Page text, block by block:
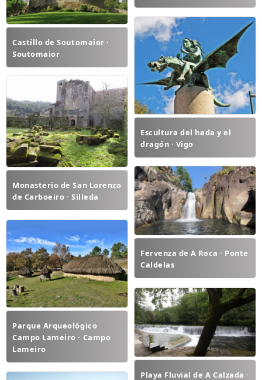
Castillo de Soutomaior ·
Soutomaior
Escultura del hada y el
dragón · Vigo
Monasterio de San Lorenzo
de Carboeiro · Silleda
Fervenza de A Roca · Ponte
Caldelas
Parque Arqueológico
Campo Lameiro · Campo
Lameiro
Playa Fluvial de A Calzada ·